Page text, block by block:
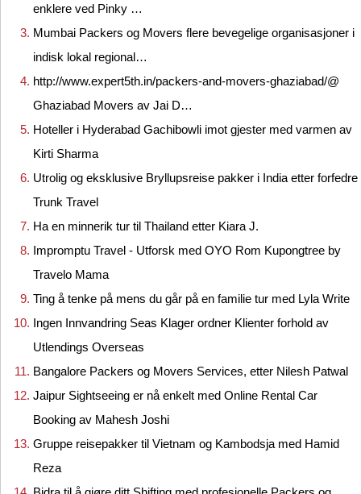
enklere ved Pinky …
Mumbai Packers og Movers flere bevegelige organisasjoner i
indisk lokal regional…
http://www.expert5th.in/packers-and-movers-ghaziabad/@
Ghaziabad Movers av Jai D…
Hoteller i Hyderabad Gachibowli imot gjester med varmen av
Kirti Sharma
Utrolig og eksklusive Bryllupsreise pakker i India etter forfedre
Trunk Travel
Ha en minnerik tur til Thailand etter Kiara J.
Impromptu Travel - Utforsk med OYO Rom Kupongtree by
Travelo Mama
Ting å tenke på mens du går på en familie tur med Lyla Write
Ingen Innvandring Seas Klager ordner Klienter forhold av
Utlendings Overseas
Bangalore Packers og Movers Services, etter Nilesh Patwal
Jaipur Sightseeing er nå enkelt med Online Rental Car
Booking av Mahesh Joshi
Gruppe reisepakker til Vietnam og Kambodsja med Hamid
Reza